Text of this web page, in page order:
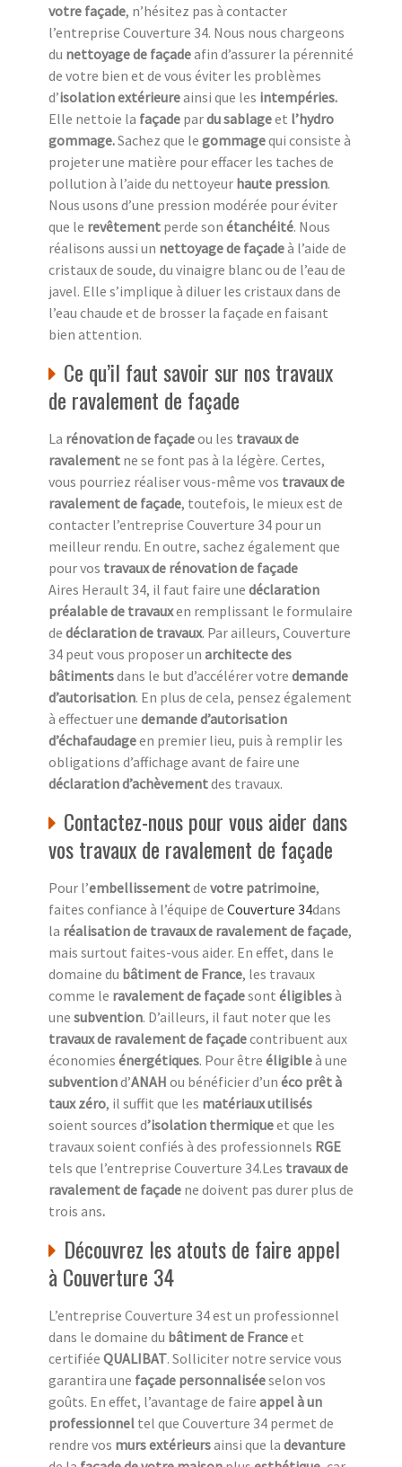
votre façade, n’hésitez pas à contacter
l’entreprise Couverture 34. Nous nous chargeons
du nettoyage de façadeafin d’assurer la pérennité
de votre bien et de vous éviter les problèmes
d’isolation extérieureainsi que les intempéries.
Elle nettoie la façade pardu sablageet l’hydro
gommage.Sachez que le gommagequi consiste à
projeter une matière pour effacer les taches de
pollution à l’aide du nettoyeur haute pression.
Nous usons d’une pression modérée pour éviter
que le revêtement perde son étanchéité. Nous
réalisons aussi un nettoyage de façadeà l’aide de
cristaux de soude, du vinaigre blanc ou de l’eau de
javel. Elle s’implique à diluer les cristaux dans de
l’eau chaude et de brosser la façade en faisant
bien attention.
Ce qu’il faut savoir sur nos travaux
de ravalement de façade
La rénovation de façadeou les travaux de
ravalement ne se font pas à la légère. Certes,
vous pourriez réaliser vous-même vos travaux de
ravalement de façade, toutefois, le mieux est de
contacter l’entreprise Couverture 34 pour un
meilleur rendu. En outre, sachez également que
pour vos travaux de rénovation de façade
Aires Herault 34, il faut faire une déclaration
préalable de travauxen remplissant le formulaire
de déclaration de travaux. Par ailleurs, Couverture
34 peut vous proposer un architecte des
bâtimentsdans le but d’accélérer votre demande
d’autorisation. En plus de cela, pensez également
à effectuer une demande d’autorisation
d’échafaudageen premier lieu, puis à remplir les
obligations d’affichage avant de faire une
déclaration d’achèvementdes travaux.
Contactez-nous pour vous aider dans
vos travaux de ravalement de façade
Pour l’embellissementde votre patrimoine,
faites confiance à l’équipe de Couverture 34dans
la réalisation de travaux de ravalement de façade,
mais surtout faites-vous aider. En effet, dans le
domaine du bâtiment de France, les travaux
comme le ravalement de façadesont éligiblesà
une subvention. D’ailleurs, il faut noter que les
travaux de ravalement de façadecontribuent aux
économies énergétiques. Pour être éligibleà une
subventiond’ANAH ou bénéficier d’un éco prêt à
taux zéro, il suffit que les matériaux utilisés
soient sources d’isolation thermiqueet que les
travaux soient confiés à des professionnels RGE
tels que l’entreprise Couverture 34.Les travaux de
ravalement de façade ne doivent pas durer plus de
trois ans.
Découvrez les atouts de faire appel
à Couverture 34
L’entreprise Couverture 34 est un professionnel
dans le domaine du bâtiment de Franceet
certifiée QUALIBAT. Solliciter notre service vous
garantira une façade personnaliséeselon vos
goûts. En effet, l’avantage de faire appel à un
professionnel tel que Couverture 34 permet de
rendre vos murs extérieursainsi que la devanture